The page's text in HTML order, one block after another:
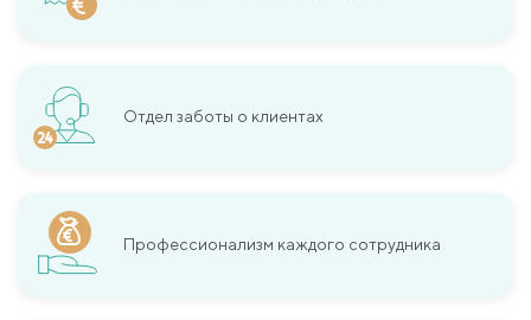
Отдел заботы о клиентах
Профессионализм каждого сотрудника